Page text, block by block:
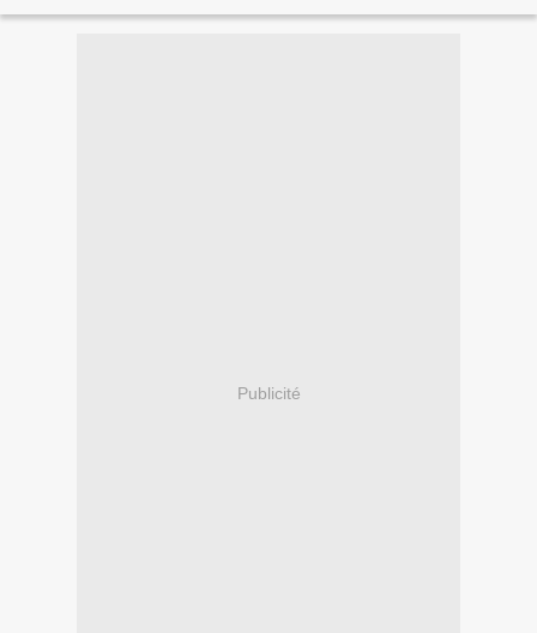
Publicité